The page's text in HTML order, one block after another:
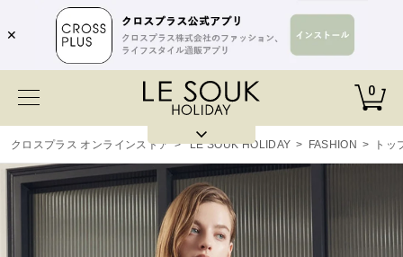
✕
0
クロスプラス オンラインストア > LE SOUK HOLIDAY > FASHION > トッ